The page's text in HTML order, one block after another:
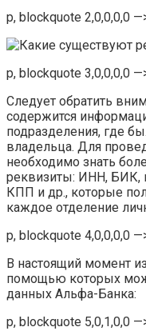
p, blockquote 2,0,0,0,0
p, blockquote 3,0,0,0,0
Следует обратить
содержится
подразделения, где
владельца. Для
необходимо знать
реквизиты: ИНН, БИК,
КПП и др., которые
каждое отделение
p, blockquote 4,0,0,0,0
В настоящий момент
помощью которых
данных Альфа-Банка:
p, blockquote 5,0,1,0,0